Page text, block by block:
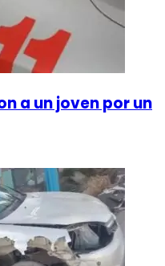
a un joven por un